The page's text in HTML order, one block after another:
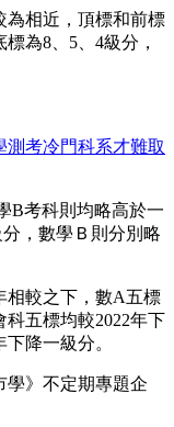
為相近，頂標和前標
為8、5、4級分，
測考冷門科系才難取
B考科則均略高於一
，數學Ｂ則分別略
相較之下，數A五標
五標均較2022年下
降一級分。
學》不定期專題企